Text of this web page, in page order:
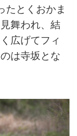
たとくおかま
舞われ、結
広げてフィ
は寺坂とな